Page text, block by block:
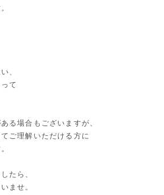
、
て
る場合もございますが、
ご理解いただける方に
たら、
ませ。